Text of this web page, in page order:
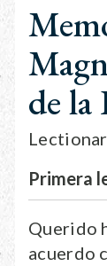
de la
Primera
Querido
acuerdo